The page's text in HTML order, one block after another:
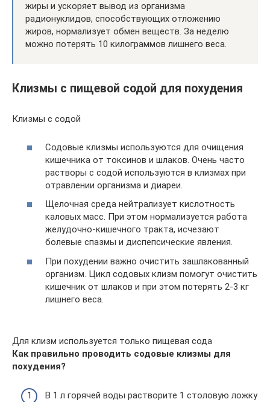
жиры и ускоряет вывод из организма
радионуклидов, способствующих отложению
жиров, нормализует обмен веществ. За неделю
можно потерять 10 килограммов лишнего веса.
Клизмы с пищевой содой для похудения
Клизмы с содой
Содовые клизмы используются для очищения
кишечника от токсинов и шлаков. Очень часто
растворы с содой используются в клизмах при
отравлении организма и диареи.
Щелочная среда нейтрализует кислотность
каловых масс. При этом нормализуется работа
желудочно-кишечного тракта, исчезают
болевые спазмы и диспепсические явления.
При похудении важно очистить зашлакованный
организм. Цикл содовых клизм помогут очистить
кишечник от шлаков и при этом потерять 2-3 кг
лишнего веса.
Для клизм используется только пищевая сода
Как правильно проводить содовые клизмы для
похудения?
В 1 л горячей воды растворите 1 столовую ложку